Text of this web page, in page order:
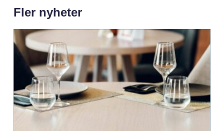
Fler nyheter